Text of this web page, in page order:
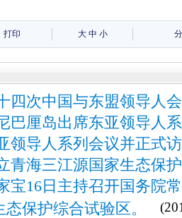
打印 大 中 小
四次中国与东盟领导人
巴厘岛出席东亚领导人
领导人系列会议并正式
青海三江源国家生态保
宝16日主持召开国务院
保护综合试验区。